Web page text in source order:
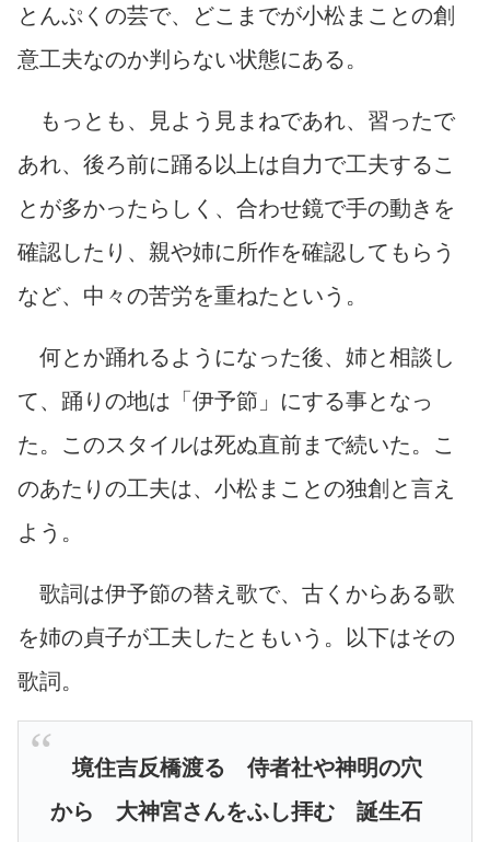
とんぷくの芸で、どこまでが小松まことの創
意工夫なのか判らない状態にある。
もっとも、見よう見まねであれ、習ったで
あれ、後ろ前に踊る以上は自力で工夫するこ
とが多かったらしく、合わせ鏡で手の動きを
確認したり、親や姉に所作を確認してもらう
など、中々の苦労を重ねたという。
何とか踊れるようになった後、姉と相談し
て、踊りの地は「伊予節」にする事となっ
た。このスタイルは死ぬ直前まで続いた。こ
のあたりの工夫は、小松まことの独創と言え
よう。
歌詞は伊予節の替え歌で、古くからある歌
を姉の貞子が工夫したともいう。以下はその
歌詞。
境住吉反橋渡る 侍者社や神明の穴
から 大神宮さんをふし拝む 誕生石